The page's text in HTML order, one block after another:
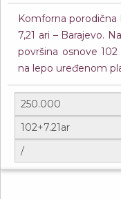
Komforna porodična
7,21 ari – Barajevo.
površina osnove
na lepo uređenom